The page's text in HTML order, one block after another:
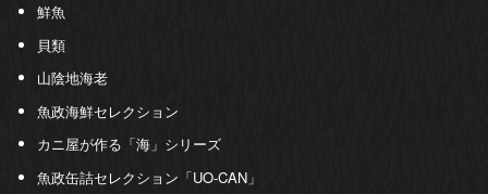
鮮魚
貝類
山陰地海老
魚政海鮮セレクション
カニ屋が作る「海」シリーズ
魚政缶詰セレクション「UO-CAN」